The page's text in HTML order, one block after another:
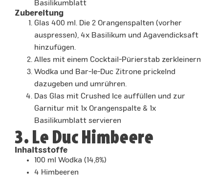
Basilikumblatt
Zubereitung
Glas 400 ml. Die 2 Orangenspalten (vorher
auspressen), 4x Basilikum und Agavendicksaft
hinzufügen.
Alles mit einem Cocktail-Pürierstab zerkleinern
Wodka und Bar-le-Duc Zitrone prickelnd
dazugeben und umrühren.
Das Glas mit Crushed Ice auffüllen und zur
Garnitur mit 1x Orangenspalte & 1x
Basilikumblatt servieren
3. Le Duc Himbeere
Inhaltsstoffe
100 ml Wodka (14,8%)
4 Himbeeren